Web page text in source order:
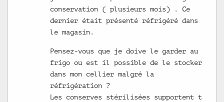
conservation ( plusieurs mois) . Ce
dernier était présenté réfrigéré dans
le magasin.
Pensez-vous que je doive le garder au
frigo ou est il possible de le stocker
dans mon cellier malgré la
réfrigération ?
Les conserves stérilisées supportent t